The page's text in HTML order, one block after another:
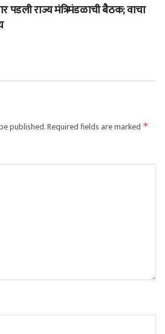
पडली राज्य मंत्रिमंडळाची बैठक; वाचा
published.Required fields are marked *